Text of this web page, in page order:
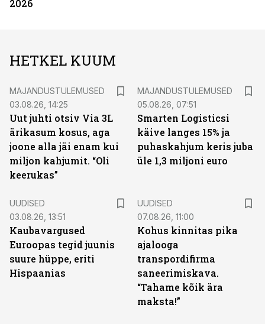
2026
HETKEL KUUM
MAJANDUSTULEMUSED
03.08.26, 14:25
Uut juhti otsiv Via 3L
ärikasum kosus, aga
joone alla jäi enam kui
miljon kahjumit. “Oli
keerukas”
MAJANDUSTULEMUSED
05.08.26, 07:51
Smarten Logisticsi
käive langes 15% ja
puhaskahjum keris juba
üle 1,3 miljoni euro
UUDISED
03.08.26, 13:51
Kaubavargused
Euroopas tegid juunis
suure hüppe, eriti
Hispaanias
UUDISED
07.08.26, 11:00
Kohus kinnitas pika
ajalooga
transpordifirma
saneerimiskava.
“Tahame kõik ära
maksta!”